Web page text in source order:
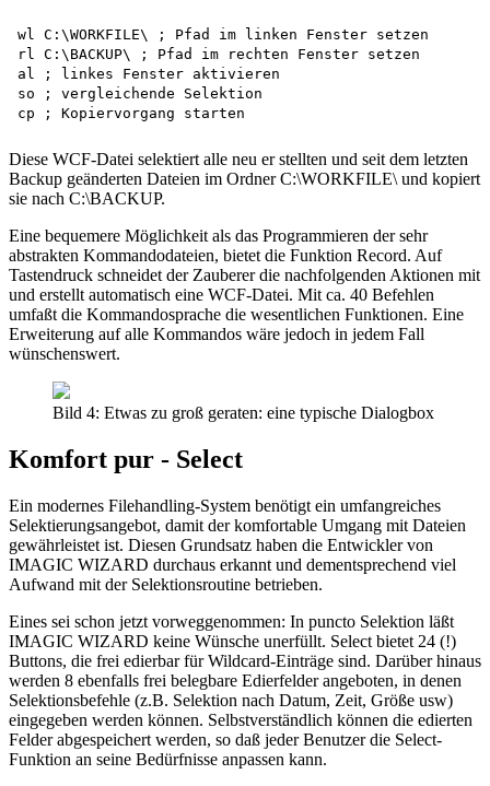
wl C:\WORKFILE\ ; Pfad im linken Fenster setzen
rl C:\BACKUP\ ; Pfad im rechten Fenster setzen
al ; linkes Fenster aktivieren
so ; vergleichende Selektion
Diese WCF-Datei selektiert alle neu er stellten und seit dem letzten
Backup geänderten Dateien im Ordner C:\WORKFILE\ und kopiert
sie nach C:\BACKUP.
Eine bequemere Möglichkeit als das Programmieren der sehr
abstrakten Kommandodateien, bietet die Funktion Record. Auf
Tastendruck schneidet der Zauberer die nachfolgenden Aktionen mit
und erstellt automatisch eine WCF-Datei. Mit ca. 40 Befehlen
umfaßt die Kommandosprache die wesentlichen Funktionen. Eine
Erweiterung auf alle Kommandos wäre jedoch in jedem Fall
wünschenswert.
Bild 4: Etwas zu groß geraten: eine typische Dialogbox
Komfort pur - Select
Ein modernes Filehandling-System benötigt ein umfangreiches
Selektierungsangebot, damit der komfortable Umgang mit Dateien
gewährleistet ist. Diesen Grundsatz haben die Entwickler von
IMAGIC WIZARD durchaus erkannt und dementsprechend viel
Aufwand mit der Selektionsroutine betrieben.
Eines sei schon jetzt vorweggenommen: In puncto Selektion läßt
IMAGIC WIZARD keine Wünsche unerfüllt. Select bietet 24 (!)
Buttons, die frei edierbar für Wildcard-Einträge sind. Darüber hinaus
werden 8 ebenfalls frei belegbare Edierfelder angeboten, in denen
Selektionsbefehle (z.B. Selektion nach Datum, Zeit, Größe usw)
eingegeben werden können. Selbstverständlich können die edierten
Felder abgespeichert werden, so daß jeder Benutzer die Select-
Funktion an seine Bedürfnisse anpassen kann.